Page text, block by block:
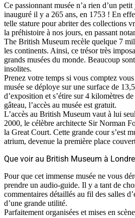
Ce passionnant musée n’a rien d’un
inauguré il y a 265 ans, en 1753 ! En
telle stature pour abriter des collections
la préhistoire à nos jours, en passant
The British Museum recèle quelque 7
les continents. Ainsi, ce trésor très
grands musées du monde. Beaucoup
insolites.
Prenez votre temps si vous comptez
musée se déploye sur une surface de
d’exposition et s’étire sur 4 kilomètres
gâteau, l’accès au musée est gratuit.
L’accès au British Museum vaut à lui
2000, le célèbre architecte Sir Norman
la Great Court. Cette grande cour s’est
atrium, devenue la première place
Que voir au British Museum à
Pour que cet immense musée ne vous
prendre un audio-guide. Il y a tant de
commentaires détaillés au fil des salles
d’une grande utilité.
Parfaitement organisées et mises en